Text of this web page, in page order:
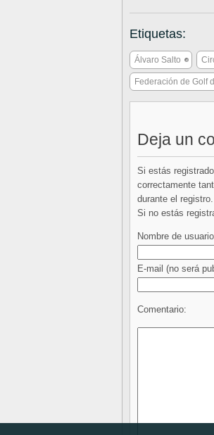
Etiquetas:
Álvaro Salto
Federación de Golf
Deja un
Si estás
correctamente
durante el registro.
Si no estás
Nombre de usuario
E-mail (no será
Comentario: